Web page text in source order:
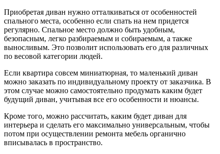
Приобретая диван нужно отталкиваться от особенностей
спального места, особенно если спать на нем придется
регулярно. Спальное место должно быть удобным,
безопасным, легко разбираемым и собираемым, а также
выносливым. Это позволит использовать его для различных
по весовой категории людей.
Если квартира совсем миниатюрная, то маленький диван
можно заказать по индивидуальному проекту от заказчика. В
этом случае можно самостоятельно продумать каким будет
будущий диван, учитывая все его особенности и нюансы.
Кроме того, можно рассчитать, каким будет диван для
интерьера и сделать его максимально универсальным, чтобы
потом при осуществлении ремонта мебель органично
вписывалась в пространство.